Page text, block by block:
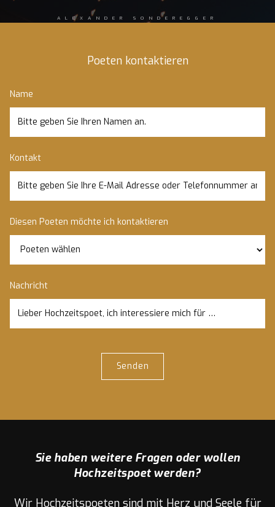
ALEXANDER SONDEREGGER
Poeten kontaktieren
Name
Kontakt
Diesen Poeten möchte ich kontaktieren
Nachricht
Sie haben weitere Fragen oder wollen
Hochzeitspoet werden?
Wir Hochzeitspoeten sind mit Herz und Seele für